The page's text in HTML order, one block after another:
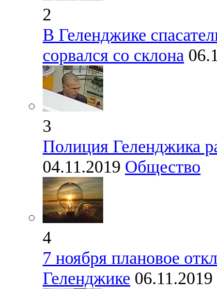
2
В Геленджике
сорвался со склона
3
Полиция Геленджика
04.11.2019 Общество
4
7 ноября плановое
Геленджике 06.11.2019